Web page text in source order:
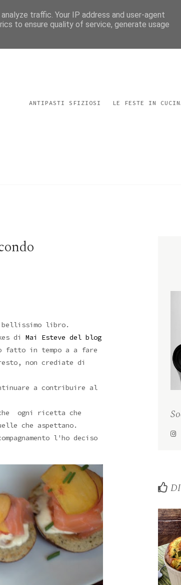
ANTIPASTI SFIZIOSI LE FESTE IN
bellissimo libro.
di Mai Esteve del blog
fatto in tempo a a fare
non crediate di
a contribuire al
ogni ricetta che
che aspettano.
l'ho deciso
traffic. Your IP address and user-agent
to ensure quality of service, generate usage